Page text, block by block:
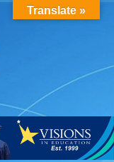
Translate »